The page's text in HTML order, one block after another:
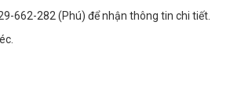
662-282 (Phú) để nhận thông tin chi tiết.